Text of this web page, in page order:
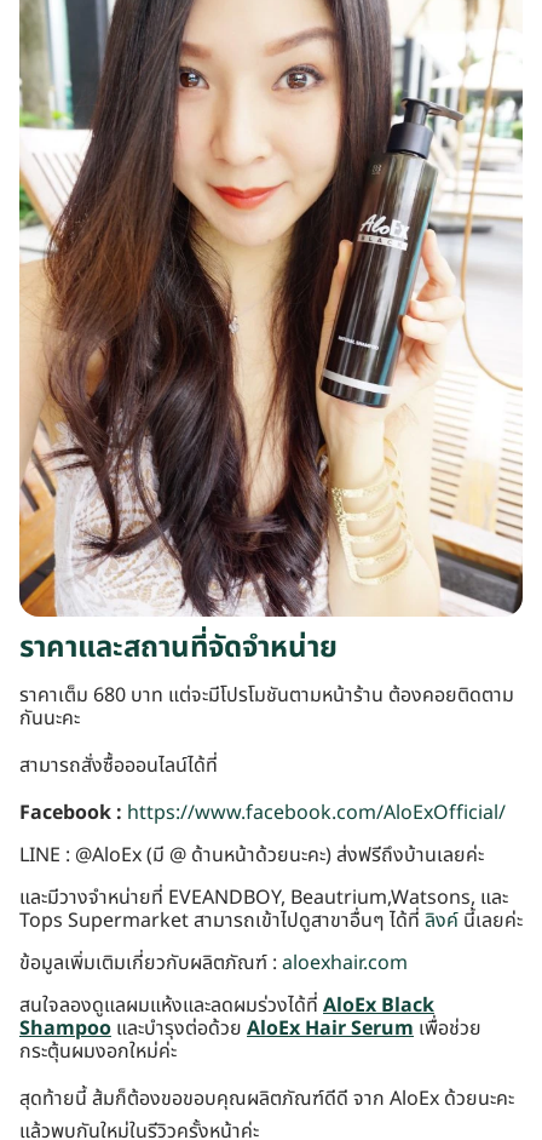
ราคาและสถานที่จัดจำหน่าย
ราคาเต็ม 680 บาท แต่จะมีโปรโมชันตามหน้าร้าน ต้องคอยติดตาม
กันนะคะ
สามารถสั่งซื้อออนไลน์ได้ที่
Facebook : https://www.facebook.com/AloExOfficial/
LINE : @AloEx (มี @ ด้านหน้าด้วยนะคะ) ส่งฟรีถึงบ้านเลยค่ะ
และมีวางจำหน่ายที่ EVEANDBOY, Beautrium,Watsons, และ
Tops Supermarket สามารถเข้าไปดูสาขาอื่นๆ ได้ที่ ลิงค์ นี้เลยค่ะ
ข้อมูลเพิ่มเติมเกี่ยวกับผลิตภัณฑ์ : aloexhair.com
สนใจลองดูแลผมแห้งและลดผมร่วงได้ที่ AloEx Black
Shampoo และบำรุงต่อด้วย AloEx Hair Serum เพื่อช่วย
กระตุ้นผมงอกใหม่ค่ะ
สุดท้ายนี้ ส้มก็ต้องขอขอบคุณผลิตภัณฑ์ดีดี จาก AloEx ด้วยนะคะ
แล้วพบกันใหม่ในรีวิวครั้งหน้าค่ะ